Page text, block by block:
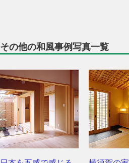
その他の和風事例写真一覧